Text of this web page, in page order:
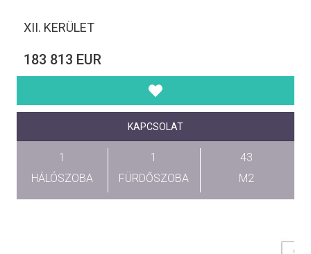
XII. KERÜLET
183 813 EUR
KAPCSOLAT
1
HÁLÓSZOBA
1
FÜRDŐSZOBA
43
M2